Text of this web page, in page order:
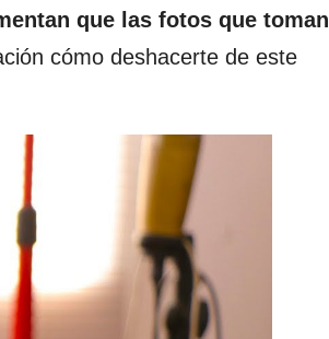
que las fotos que toman
cómo deshacerte de este